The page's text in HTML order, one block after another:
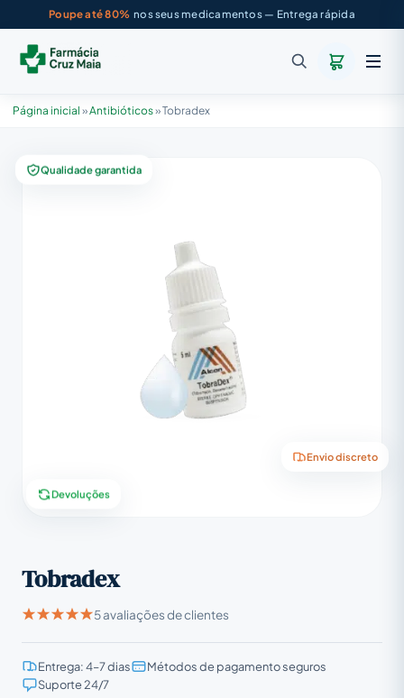
Poupe até 80% nos seus medicamentos — Entrega rápida
Página inicial »Antibióticos»Tobradex
Qualidade garantida
Envio discreto
Devoluções
Tobradex
5 avaliações de clientes
Entrega: 4–7 dias
Métodos de pagamento seguros
Suporte 24/7